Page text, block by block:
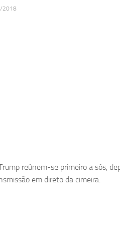
2018
reúnem-se primeiro a sós,
em direto da cimeira.